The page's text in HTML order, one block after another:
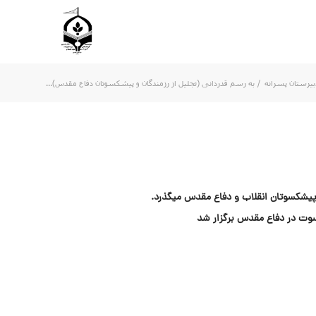
پسرانه / به رسم قدردانی (تجلیل از رزمندگان و پیشکسوتان دفاع مقدس)...
انقلاب و دفاع مقدس میگذرد.
در دفاع مقدس برگزار شد